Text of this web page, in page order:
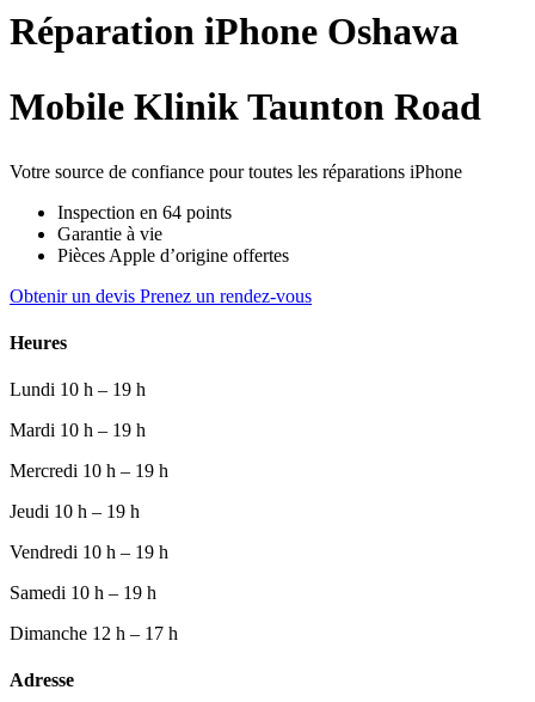
Réparation iPhone Oshawa
Mobile Klinik Taunton Road
Votre source de confiance pour toutes les réparations iPhone
Inspection en 64 points
Garantie à vie
Pièces Apple d’origine offertes
Obtenir un devis Prenez un rendez-vous
Heures
Lundi 10 h – 19 h
Mardi 10 h – 19 h
Mercredi 10 h – 19 h
Jeudi 10 h – 19 h
Vendredi 10 h – 19 h
Samedi 10 h – 19 h
Dimanche 12 h – 17 h
Adresse